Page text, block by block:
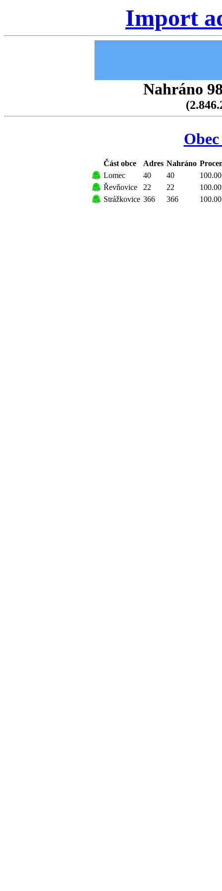
Import
Nahráno
Část obce Adres Nahráno
Lomec
40 40
100.00
Řevňovice
22 22
100.00
Strážkovice 366 366 100.00